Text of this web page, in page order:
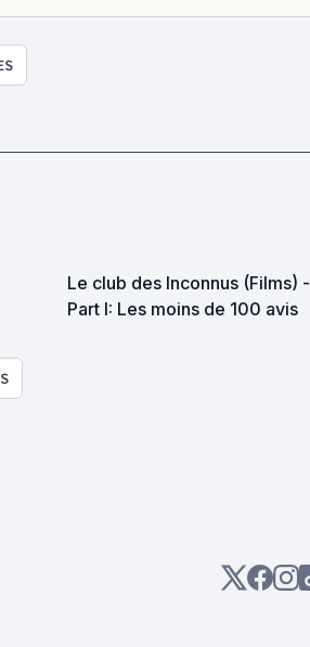
Le club des Inconnus (Films) -
Part I: Les moins de 100 avis